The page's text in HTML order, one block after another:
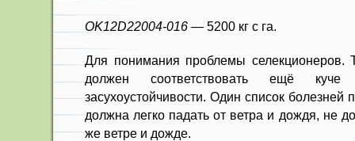
OK12D22004-016 — 5200 кг с га.
Для понимания проблемы селекционеров.
должен соответствовать ещё куче
засухоустойчивости. Один список
должна легко падать от ветра и дождя, не
же ветре и дожде.